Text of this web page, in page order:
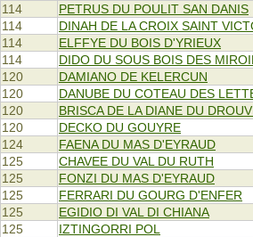
114
PETRUS DU POULIT SAN DANIS
114
DINAH DE LA CROIX SAINT
114
ELFFYE DU BOIS D'YRIEUX
114
DIDO DU SOUS BOIS DES
120
DAMIANO DE KELERCUN
120
DANUBE DU COTEAU DES
120
BRISCA DE LA DIANE DU
120
DECKO DU GOUYRE
124
FAENA DU MAS D'EYRAUD
125
CHAVEE DU VAL DU RUTH
125
FONZI DU MAS D'EYRAUD
125
FERRARI DU GOURG D'ENFER
125
EGIDIO DI VAL DI CHIANA
125
IZTINGORRI POL